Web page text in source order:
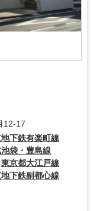
12-17
下鉄有楽町線
袋・豊島線
東京都大江戸線
下鉄副都心線